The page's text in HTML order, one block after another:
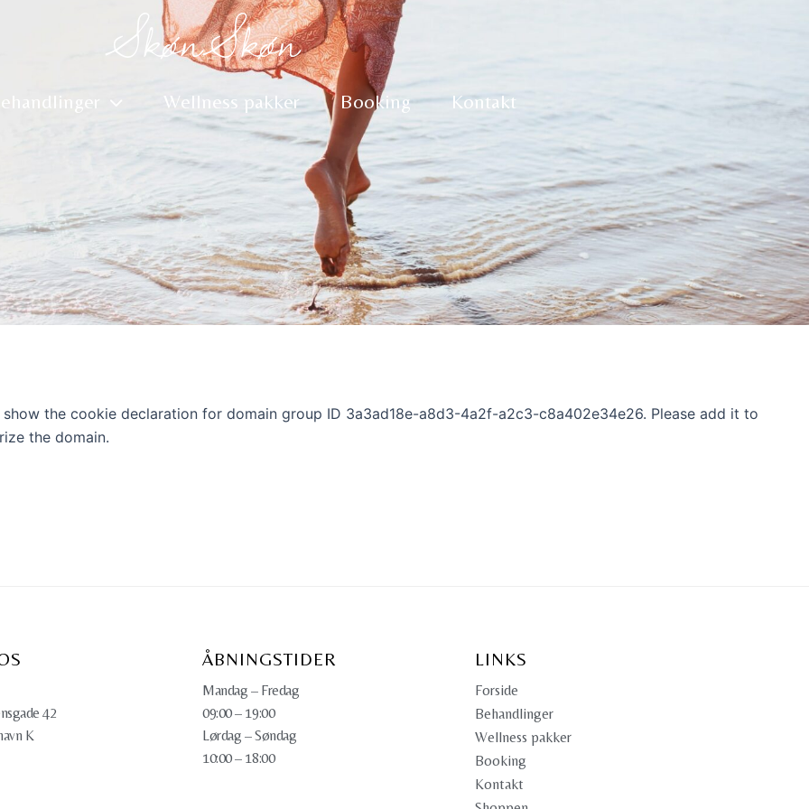
SkønSkøn
Behandlinger Wellness pakker Booking Kontakt
the cookie declaration for domain group ID 3a3ad18e-a8d3-4a2f-a2c3-c8a402e34e26. Please add it to
the domain.
42
K
ÅBNINGSTIDER
Mandag – Fredag
09:00 – 19:00
Lørdag – Søndag
10:00 – 18:00
LINKS
Forside
Behandlinger
Wellness pakker
Booking
Kontakt